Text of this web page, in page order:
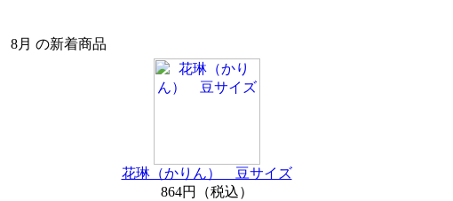
8月 の新着商品
花琳（かりん） 豆サイズ
864円（税込）